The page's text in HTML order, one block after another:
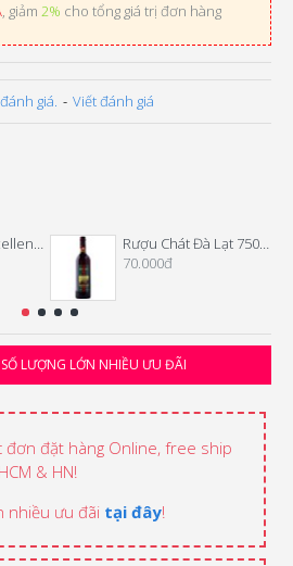
, giảm 2% cho tổng giá trị đơn hàng
giá. - Viết đánh giá
LƯỢNG LỚN NHIỀU ƯU ĐÃI
Vang Đà Lạt Excellence Cabernet Merlot
Rượu Chát Đà Lạt 750 ML
70.000đ
đơn đặt hàng Online, free ship
& HN!
nhiều ưu đãi tại đây!